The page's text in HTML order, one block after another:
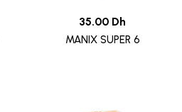
35.00 Dh
MANIX SUPER 6